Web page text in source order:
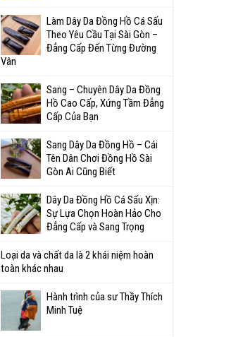
Làm Dây Da Đồng Hồ Cá Sấu
Theo Yêu Cầu Tại Sài Gòn –
Đẳng Cấp Đến Từng Đường
Vân
Sang – Chuyên Dây Da Đồng
Hồ Cao Cấp, Xứng Tầm Đẳng
Cấp Của Bạn
Sang Dây Da Đồng Hồ – Cái
Tên Dân Chơi Đồng Hồ Sài
Gòn Ai Cũng Biết
Dây Da Đồng Hồ Cá Sấu Xịn:
Sự Lựa Chọn Hoàn Hảo Cho
Đẳng Cấp và Sang Trọng
Loại da và chất da là 2 khái niệm hoàn
toàn khác nhau
Hành trình của sư Thầy Thích
Minh Tuệ